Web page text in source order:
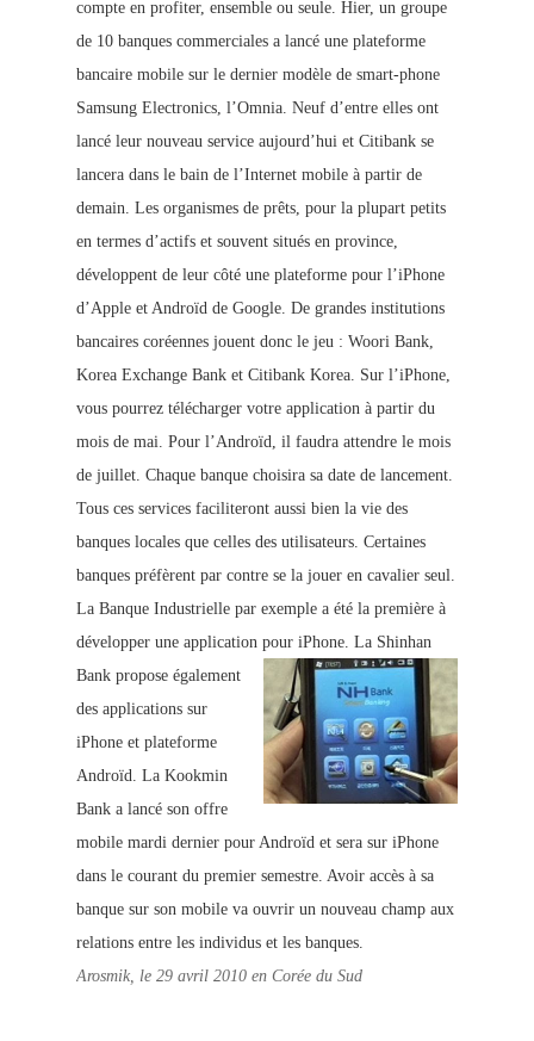
compte en profiter, ensemble ou seule. Hier, un groupe
de 10 banques commerciales a lancé une plateforme
bancaire mobile sur le dernier modèle de smart-phone
Samsung Electronics, l’Omnia. Neuf d’entre elles ont
lancé leur nouveau service aujourd’hui et Citibank se
lancera dans le bain de l’Internet mobile à partir de
demain. Les organismes de prêts, pour la plupart petits
en termes d’actifs et souvent situés en province,
développent de leur côté une plateforme pour l’iPhone
d’Apple et Androïd de Google. De grandes institutions
bancaires coréennes jouent donc le jeu : Woori Bank,
Korea Exchange Bank et Citibank Korea. Sur l’iPhone,
vous pourrez télécharger votre application à partir du
mois de mai. Pour l’Androïd, il faudra attendre le mois
de juillet. Chaque banque choisira sa date de lancement.
Tous ces services faciliteront aussi bien la vie des
banques locales que celles des utilisateurs. Certaines
banques préfèrent par contre se la jouer en cavalier seul.
La Banque Industrielle par exemple a été la première à
développer une application pour iPhone. La Shinhan
Bank propose également
des applications sur
iPhone et plateforme
Androïd. La Kookmin
Bank a lancé son offre
mobile mardi dernier pour Androïd et sera sur iPhone
dans le courant du premier semestre. Avoir accès à sa
banque sur son mobile va ouvrir un nouveau champ aux
relations entre les individus et les banques.
Arosmik, le 29 avril 2010 en Corée du Sud